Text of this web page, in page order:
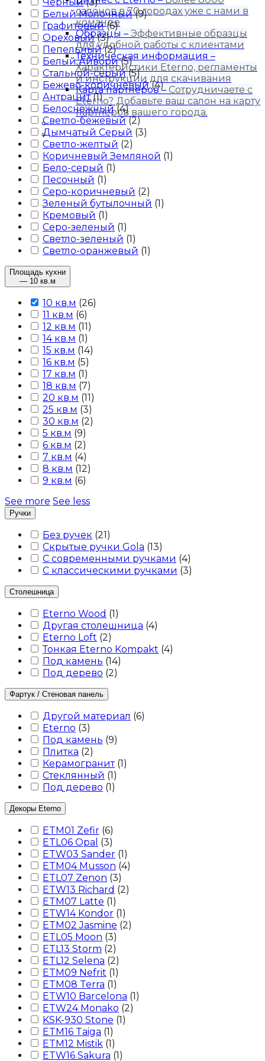
салонов в 70 городах уже с нами в
команде
Образцы – Эффективные образцы
для удобной работы с клиентами
Техническая информация –
Характеристики Eterno, регламенты
и инструкции для скачивания
Карта партнёров– Сотрудничаете с
Eterno? Добавьте ваш салон на карту
партнеров вашего города.
Блог
Контакты
Белый Молочный (9)
Графитовый (6)
Ореховый (3)
Пепельный (2)
Белый Айвори (5)
Стальной-серый (5)
Бежево-коричневый (4)
Антрацит (1)
Белоснежный (4)
Светло-бежевый (2)
Дымчатый Серый (3)
Светло-желтый (2)
Коричневый Земляной (1)
Бело-серый (1)
Песочный (1)
Серо-коричневый (2)
Зеленый бутылочный (1)
Кремовый (1)
Серо-зеленый (1)
Светло-зеленый (1)
Светло-оранжевый (1)
Площадь кухни
— 10 кв.м
10 кв.м (26)
11 кв.м (6)
12 кв.м (11)
14 кв.м (1)
15 кв.м (14)
16 кв.м (5)
17 кв.м (1)
18 кв.м (7)
20 кв.м (11)
25 кв.м (3)
30 кв.м (2)
5 кв.м (9)
6 кв.м (2)
7 кв.м (4)
8 кв.м (12)
9 кв.м (6)
See more See less
Ручки
Без ручек (21)
Скрытые ручки Gola (13)
С современными ручками (4)
С классическими ручками (3)
Столешница
Eterno Wood (1)
Другая столешница (4)
Eterno Loft (2)
Тонкая Eterno Kompakt (4)
Под камень (14)
Под дерево (2)
Фартук / Стеновая панель
Другой материал (6)
Eterno (3)
Под камень (9)
Плитка (2)
Керамогранит (1)
Стеклянный (1)
Под дерево (1)
Декоры Eterno
ETM01 Zefir (6)
ETL06 Opal (3)
ETW03 Sander (1)
ETM04 Musson (4)
ETL07 Zenon (3)
ETW13 Richard (2)
ETM07 Latte (1)
ETW14 Kondor (1)
ETM02 Jasmine (2)
ETL05 Moon (3)
ETL13 Storm (2)
ETL12 Selena (2)
ETM09 Nefrit (1)
ETM08 Terra (1)
ETW10 Barcelona (1)
ETW24 Monako (2)
KSK-930 Stone (1)
ETM16 Taiga (1)
ETM12 Mistik (1)
ETW16 Sakura (1)